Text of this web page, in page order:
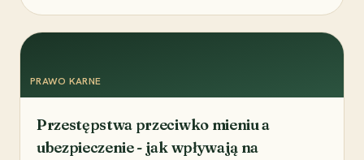
PRAWO KARNE
Przestępstwa przeciwko mieniu a
ubezpieczenie - jak wpływają na